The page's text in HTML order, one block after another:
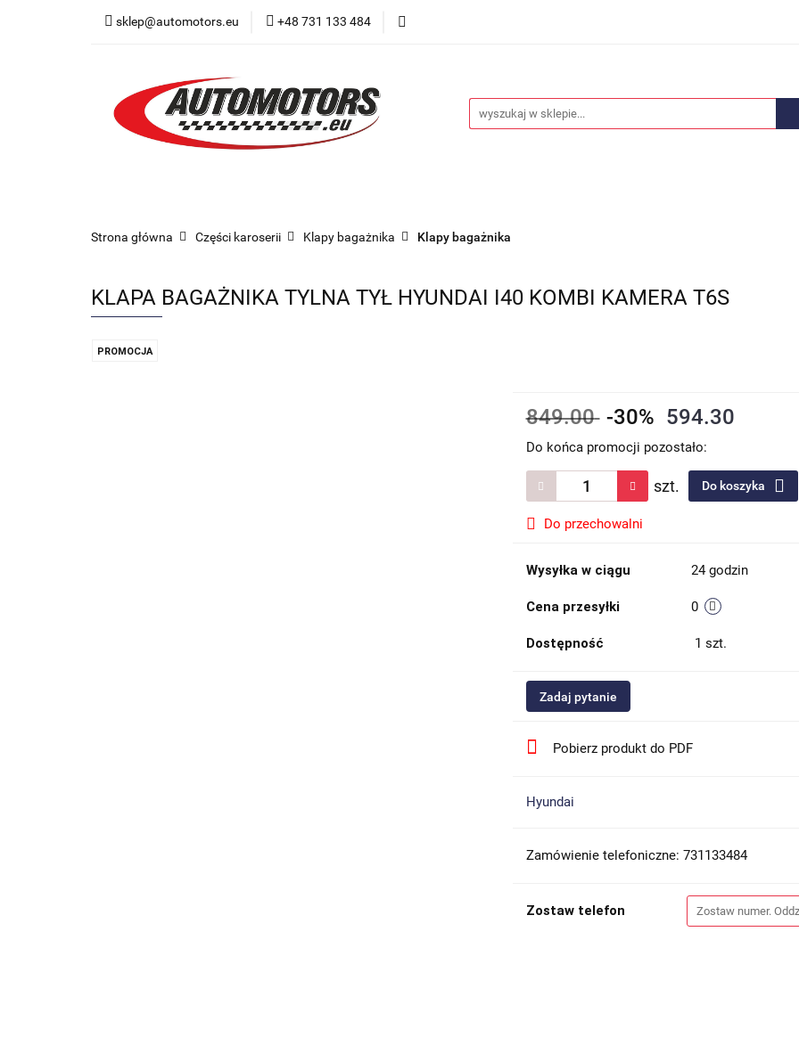
sklep@automotors.eu +48 731 133 484
Części samochodowe
Car audio Nowości
Strona główna Części karoserii Klapy bagażnika Klapy bagażnika
KLAPA BAGAŻNIKA TYLNA TYŁ HYUNDAI I40 KOMBI KAMERA T6S
PROMOCJA
849.00 -30% 594.30
Do końca promocji pozostało:
szt. Do koszyka
Do przechowalni
Wysyłka w ciągu 24 godzin
Cena przesyłki 0
Dostępność 1 szt.
Zadaj pytanie
Pobierz produkt do PDF
Hyundai
Zamówienie telefoniczne: 731133484
Zostaw telefon